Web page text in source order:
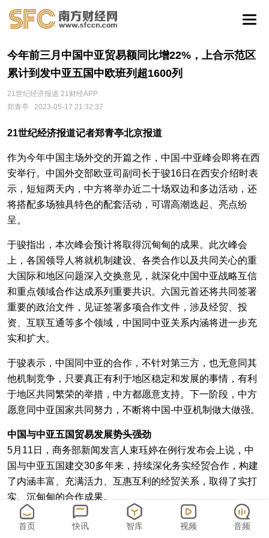
今年前三月中国中亚贸易额同比增22%，上合示范区
累计到发中亚五国中欧班列超1600列
21世纪经济报道 21财经APP
郑青亭
2023-05-17 21:32:37
21世纪经济报道记者郑青亭北京报道
作为今年中国主场外交的开篇之作，中国-中亚峰会即将在西
安举行。中国外交部欧亚司副司长于骏16日在西安介绍时表
示，短短两天内，中方将举办近二十场双边和多边活动，还
将搭配多场独具特色的配套活动，可谓高潮迭起、亮点纷
呈。
于骏指出，本次峰会预计将取得沉甸甸的成果。此次峰会
上，各国领导人将就机制建设、各类合作以及共同关心的重
大国际和地区问题深入交换意见，就深化中国中亚战略互信
和重点领域合作达成系列重要共识。六国元首还将共同签署
重要的政治文件，见证签署多项合作文件，涉及经贸、投
资、互联互通等多个领域，中国同中亚关系内涵将进一步充
实和扩大。
于骏表示，中国同中亚的合作，不针对第三方，也无意同其
他机制竞争，只要真正有利于地区稳定和发展的事情，有利
于地区共同繁荣的举措，中方都愿意支持。下一阶段，中方
愿意同中亚国家共同努力，不断将中国-中亚机制做大做强。
中国与中亚五国贸易发展势头强劲
5月11日，商务部新闻发言人束珏婷在例行发布会上说，中
国与中亚五国建交30多年来，持续深化务实经贸合作，构建
了内涵丰富、充满活力、互惠互利的经贸关系，取得了实打
实、沉甸甸的合作成果。
具体来看， 一是制度安排日臻完善。
2022年，中国与中亚五
首页 快讯 智库 视频 音频